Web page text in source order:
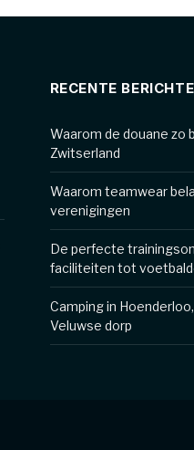
RECENTE
Waarom de douane zo
Zwitserland
Waarom teamwear
verenigingen
De perfecte
faciliteiten tot
Camping in
Veluwse dorp